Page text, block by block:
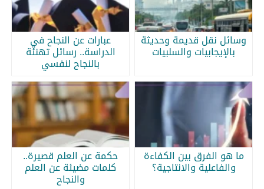
وسائل نقل قديمة وحديثة
بالإيجابيات والسلبيات
عبارات عن النجاح في
الدراسة.. رسائل تهنئة
بالنجاح لنفسي
ما هو الفرق بين الكفاءة
والفاعلية والانتاجية؟
حكمة عن العلم قصيرة..
كلمات مضيئة عن العلم
والنجاح